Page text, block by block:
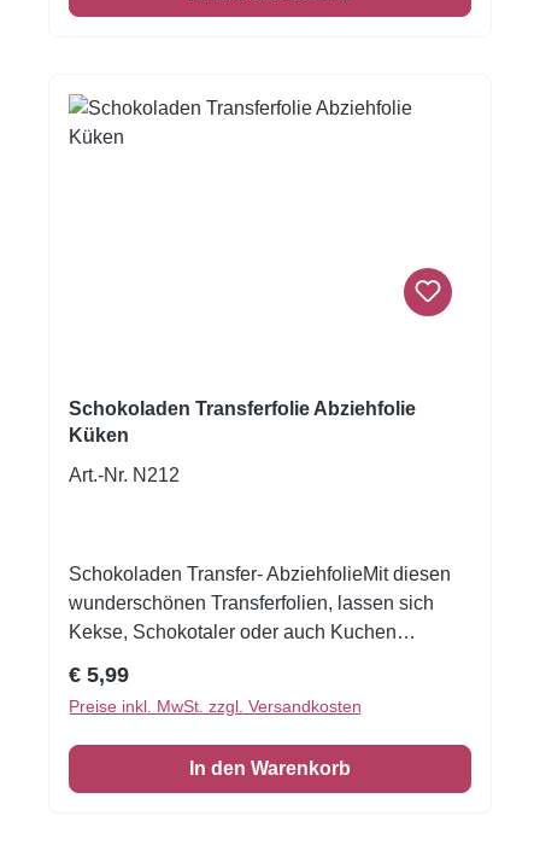
Schokoladen Transferfolie Abziehfolie
Küken
Art.-Nr. N212
Schokoladen Transfer- AbziehfolieMit diesen
wunderschönen Transferfolien, lassen sich
Kekse, Schokotaler oder auch Kuchen
Sie die Schokolade, streichen Sie die
Schokolade auf die Transferfolie, eventuell mit
einer Aufstreichmatte und lassen Sie diese fest
werden. Folie zum Schluss vorsichtig
Regulärer Preis:
€ 5,99
Preise inkl. MwSt. zzgl. Versandkosten
In den Warenkorb